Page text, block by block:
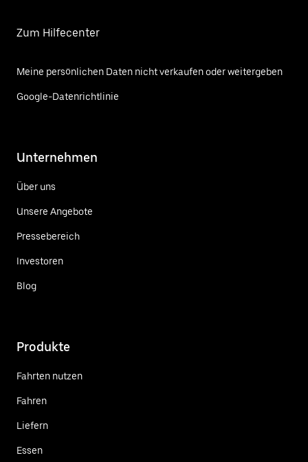
Zum Hilfecenter
Meine persönlichen Daten nicht verkaufen oder weitergeben
Google-Datenrichtlinie
Unternehmen
Über uns
Unsere Angebote
Pressebereich
Investoren
Blog
Produkte
Fahrten nutzen
Fahren
Liefern
Essen